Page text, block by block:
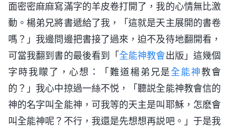
面密密麻麻寫滿字的羊皮卷打開了，我的心情無比激
動。楊弟兄將書遞給了我，「這就是天主展開的書卷
嗎？」我邊問邊把書接了過來，迫不及待地翻開看，
可當我翻到書的最後看到「全能神教會出版」這幾個
字時我矇了，心想：「難道楊弟兄是全能神教會
的？」我心中掠過一絲不悦，「聽説全能神教會信的
神的名字叫全能神，可我等的天主是叫耶穌，怎麽會
叫全能神呢？不行，我還是先想想再説吧。」于是我